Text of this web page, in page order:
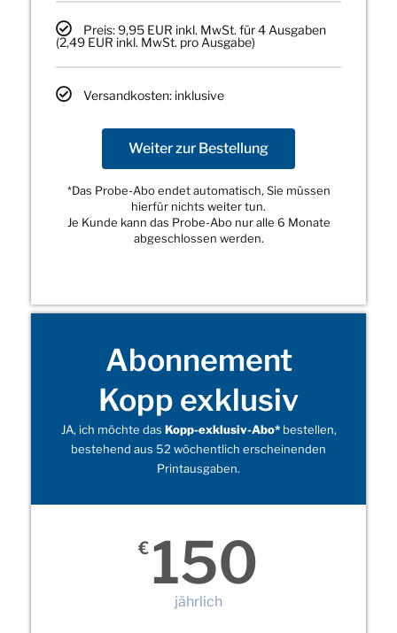
Preis: 9,95 EUR inkl. MwSt. für 4 Ausgaben
(2,49 EUR inkl. MwSt. pro Ausgabe)
Versandkosten: inklusive
Weiter zur Bestellung
*Das Probe-Abo endet automatisch, Sie müssen
hierfür nichts weiter tun.
Je Kunde kann das Probe-Abo nur alle 6 Monate
abgeschlossen werden.
Abonnement
Kopp exklusiv
JA, ich möchte das Kopp-exklusiv-Abo*bestellen,
bestehend aus 52 wöchentlich erscheinenden
Printausgaben.
€ 150
jährlich